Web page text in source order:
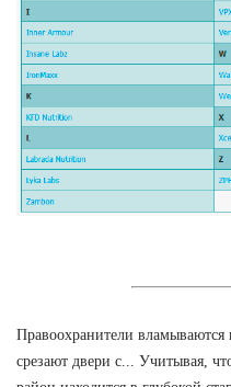
Правоохранители
срезают двери с... Учитывая,